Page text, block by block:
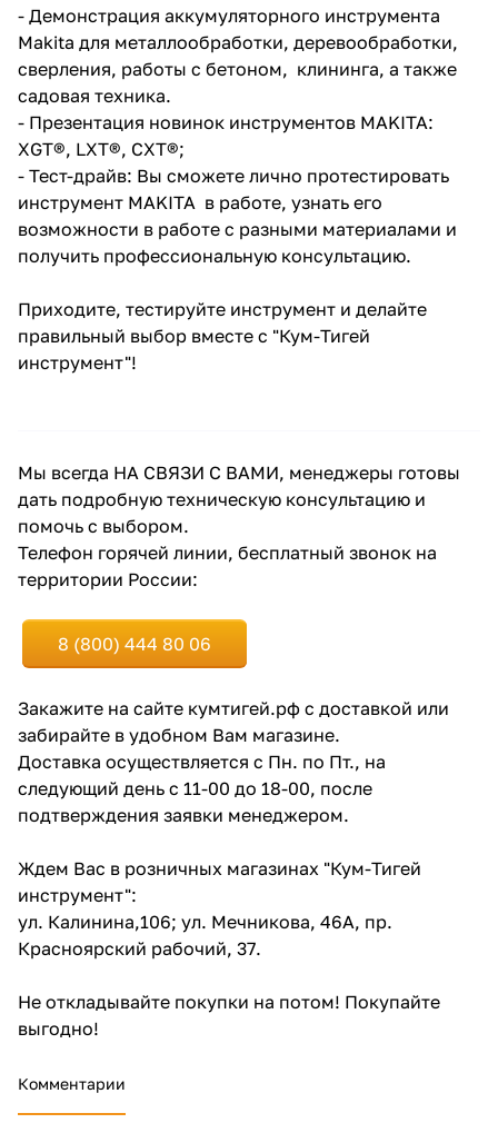
- Демонстрация аккумуляторного инструмента
Makita для металлообработки, деревообработки,
сверления, работы с бетоном, клининга, а также
садовая техника.
- Презентация новинок инструментов MAKITA:
XGT®, LXT®, CXT®;
- Тест-драйв: Вы сможете лично протестировать
инструмент MAKITA в работе, узнать его
возможности в работе с разными материалами и
получить профессиональную консультацию.
Приходите, тестируйте инструмент и делайте
правильный выбор вместе с "Кум-Тигей
инструмент"!
Мы всегда НА СВЯЗИ С ВАМИ, менеджеры готовы
дать подробную техническую консультацию и
помочь с выбором.
Телефон горячей линии, бесплатный звонок на
территории России:
8 (800) 444 80 06
Закажите на сайте кумтигей.рф с доставкой или
забирайте в удобном Вам магазине.
Доставка осуществляется с Пн. по Пт., на
следующий день с 11-00 до 18-00, после
подтверждения заявки менеджером.
Ждем Вас в розничных магазинах "Кум-Тигей
инструмент":
ул. Калинина,106; ул. Мечникова, 46А, пр.
Красноярский рабочий, 37.
Не откладывайте покупки на потом! Покупайте
выгодно!
Комментарии
25
раз в 2
недели
8 800 302-02-51
plait.ru